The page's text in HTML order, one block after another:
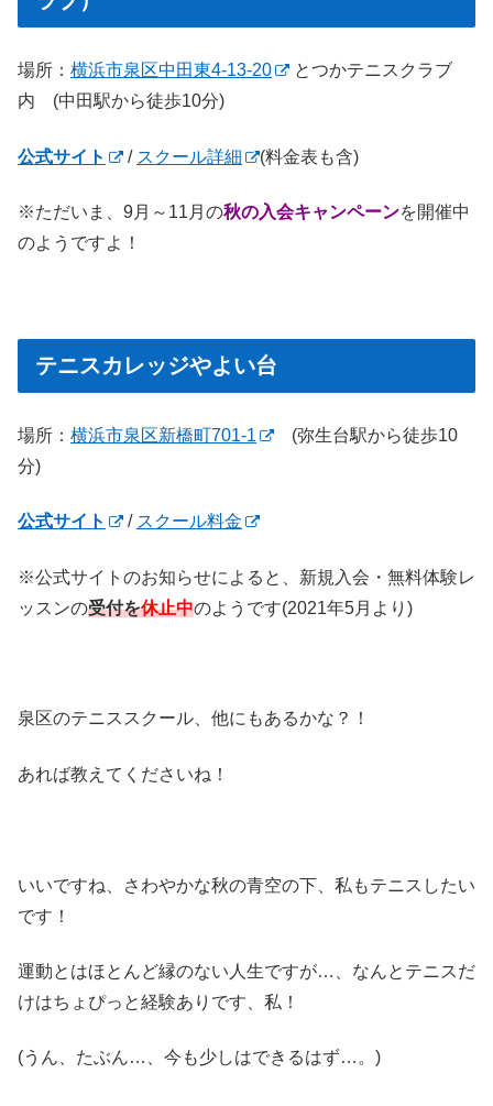
場所： 横浜市泉区中田東4-13-20
とつかテニスクラブ
内 (中田駅から徒歩10分)
公式サイト / スクール詳細 (料金表も含)
※ただいま、9月～11月の秋の入会キャンペーンを開催中
のようですよ！
テニスカレッジやよい台
場所： 横浜市泉区新橋町701-1
(弥生台駅から徒歩10
分)
公式サイト / スクール料金
※公式サイトのお知らせによると、新規入会・無料体験レ
ッスンの受付を休止中のようです(2021年5月より)
泉区のテニススクール、他にもあるかな？！
あれば教えてくださいね！
いいですね、さわやかな秋の青空の下、私もテニスしたい
です！
運動とはほとんど縁のない人生ですが…、なんとテニスだ
けはちょぴっと経験ありです、私！
(うん、たぶん…、今も少しはできるはず…。)